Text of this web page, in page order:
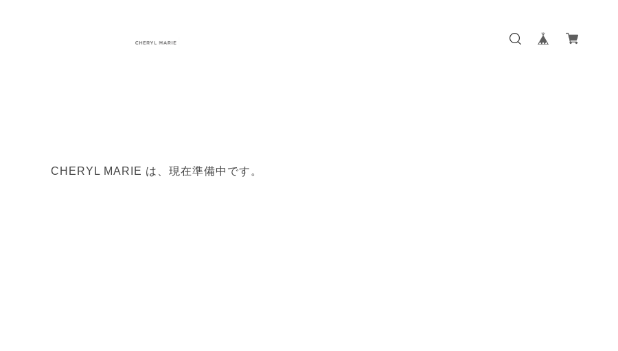
CHERYL MARIE は、現在準備中です。